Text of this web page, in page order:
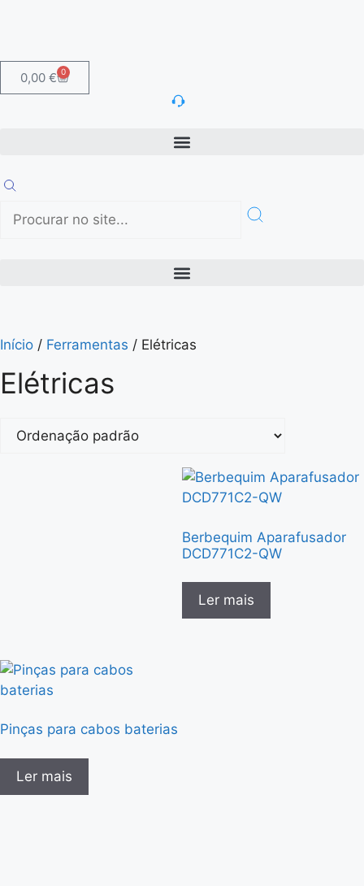
0,00 € 0
Início / Ferramentas / Elétricas
Elétricas
Berbequim Aparafusador
DCD771C2-QW
Ler mais
Pinças para cabos baterias
Ler mais